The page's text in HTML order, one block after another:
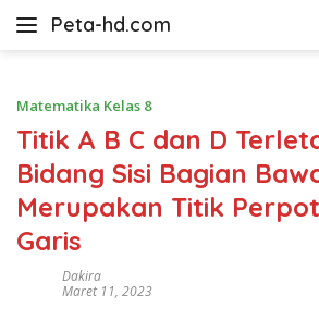
Peta-hd.com
Kumpulan
HD
Matematika Kelas 8
Titik A B C dan D
Bidang Sisi Bagian
Merupakan Titik
Garis
Dakira
Maret 11, 2023